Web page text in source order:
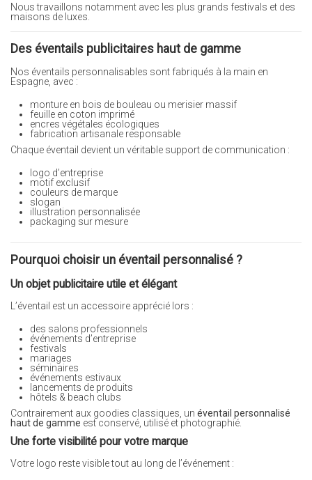
Nous travaillons notamment avec les plus grands festivals et des
maisons de luxes.
Des éventails publicitaires haut de gamme
Nos éventails personnalisables sont fabriqués à la main en
Espagne, avec :
monture en bois de bouleau ou merisier massif
feuille en coton imprimé
encres végétales écologiques
fabrication artisanale responsable
Chaque éventail devient un véritable support de communication :
logo d’entreprise
motif exclusif
couleurs de marque
slogan
illustration personnalisée
packaging sur mesure
Pourquoi choisir un éventail personnalisé ?
Un objet publicitaire utile et élégant
L’éventail est un accessoire apprécié lors :
des salons professionnels
événements d’entreprise
festivals
mariages
séminaires
événements estivaux
lancements de produits
hôtels & beach clubs
Contrairement aux goodies classiques, un éventail personnalisé
haut de gamme est conservé, utilisé et photographié.
Une forte visibilité pour votre marque
Votre logo reste visible tout au long de l’événement :